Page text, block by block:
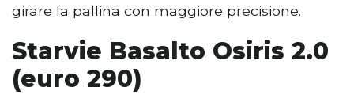
girare la pallina con maggiore precisione.
Starvie Basalto Osiris 2.0
(euro 290)